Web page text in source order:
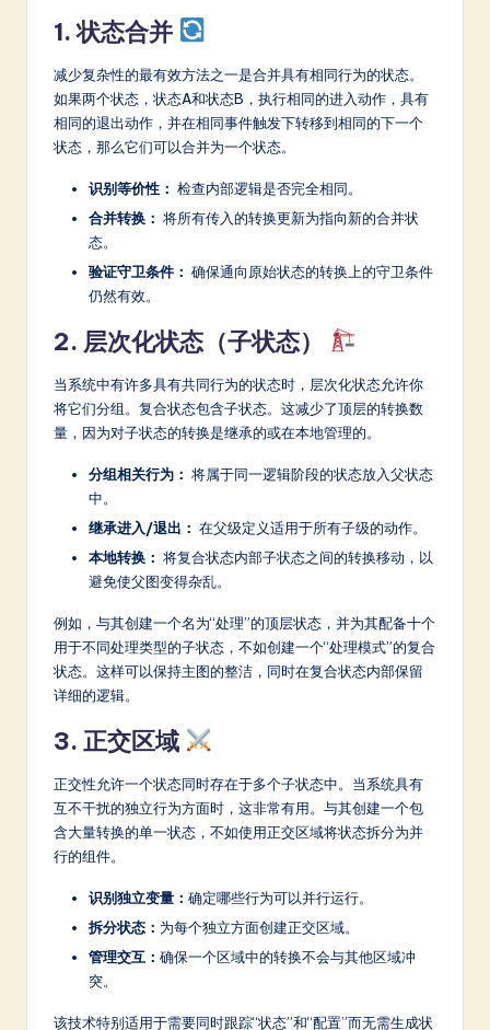
1. 状态合并
减少复杂性的最有效方法之一是合并具有相同行为的状态。
如果两个状态，状态A和状态B，执行相同的进入动作，具有
相同的退出动作，并在相同事件触发下转移到相同的下一个
状态，那么它们可以合并为一个状态。
识别等价性： 检查内部逻辑是否完全相同。
合并转换： 将所有传入的转换更新为指向新的合并状
态。
验证守卫条件： 确保通向原始状态的转换上的守卫条件
仍然有效。
2. 层次化状态（子状态）
当系统中有许多具有共同行为的状态时，层次化状态允许你
将它们分组。复合状态包含子状态。这减少了顶层的转换数
量，因为对子状态的转换是继承的或在本地管理的。
分组相关行为： 将属于同一逻辑阶段的状态放入父状态
中。
继承进入/退出： 在父级定义适用于所有子级的动作。
本地转换： 将复合状态内部子状态之间的转换移动，以
避免使父图变得杂乱。
例如，与其创建一个名为“处理”的顶层状态，并为其配备十个
用于不同处理类型的子状态，不如创建一个“处理模式”的复合
状态。这样可以保持主图的整洁，同时在复合状态内部保留
详细的逻辑。
3. 正交区域
正交性允许一个状态同时存在于多个子状态中。当系统具有
互不干扰的独立行为方面时，这非常有用。与其创建一个包
含大量转换的单一状态，不如使用正交区域将状态拆分为并
行的组件。
识别独立变量： 确定哪些行为可以并行运行。
拆分状态： 为每个独立方面创建正交区域。
管理交互： 确保一个区域中的转换不会与其他区域冲
突。
该技术特别适用于需要同时跟踪“状态”和“配置”而无需生成状